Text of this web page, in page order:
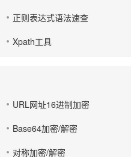
正则表达式语法速查
Xpath工具
URL网址16进制加密
Base64加密/解密
对称加密/解密